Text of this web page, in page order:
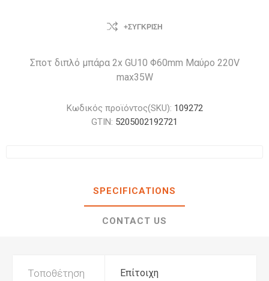
+ΣΎΓΚΡΙΣΗ
Σποτ διπλό μπάρα 2x GU10 Φ60mm Μαύρο 220V
max35W
Κωδικός προϊόντος(SKU): 109272
GTIN: 5205002192721
SPECIFICATIONS
CONTACT US
Τοποθέτηση Επίτοιχη